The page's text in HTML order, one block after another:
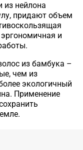
из нейлона
придают объем
и
из бамбука –
чем из
экологичный
Применение